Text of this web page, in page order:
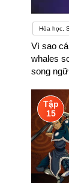
Hóa học,
Vì sao
whales
song ngữ
Tập
15